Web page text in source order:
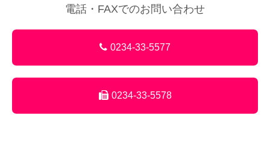
電話・FAXでのお問い合わせ
0234-33-5577
0234-33-5578